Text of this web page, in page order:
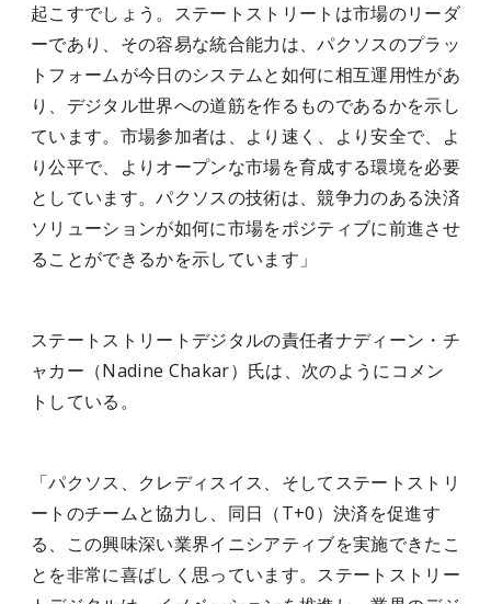
起こすでしょう。ステートストリートは市場のリーダ
ーであり、その容易な統合能力は、パクソスのプラッ
トフォームが今日のシステムと如何に相互運用性があ
り、デジタル世界への道筋を作るものであるかを示し
ています。市場参加者は、より速く、より安全で、よ
り公平で、よりオープンな市場を育成する環境を必要
としています。パクソスの技術は、競争力のある決済
ソリューションが如何に市場をポジティブに前進させ
ることができるかを示しています」
ステートストリートデジタルの責任者ナディーン・チ
ャカー（Nadine Chakar）氏は、次のようにコメン
トしている。
「パクソス、クレディスイス、そしてステートストリ
ートのチームと協力し、同日（T+0）決済を促進す
る、この興味深い業界イニシアティブを実施できたこ
とを非常に喜ばしく思っています。ステートストリー